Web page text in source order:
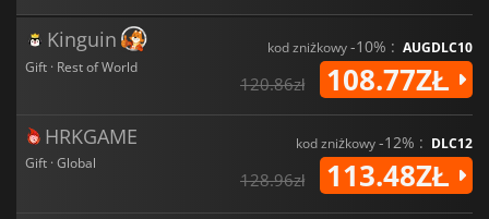
Kinguin
Gift · Rest of World
kod zniżkowy-10% : AUGDLC10
120.86zł 108.77ZŁ
HRKGAME
Gift · Global
kod zniżkowy-12% : DLC12
128.96zł 113.48ZŁ